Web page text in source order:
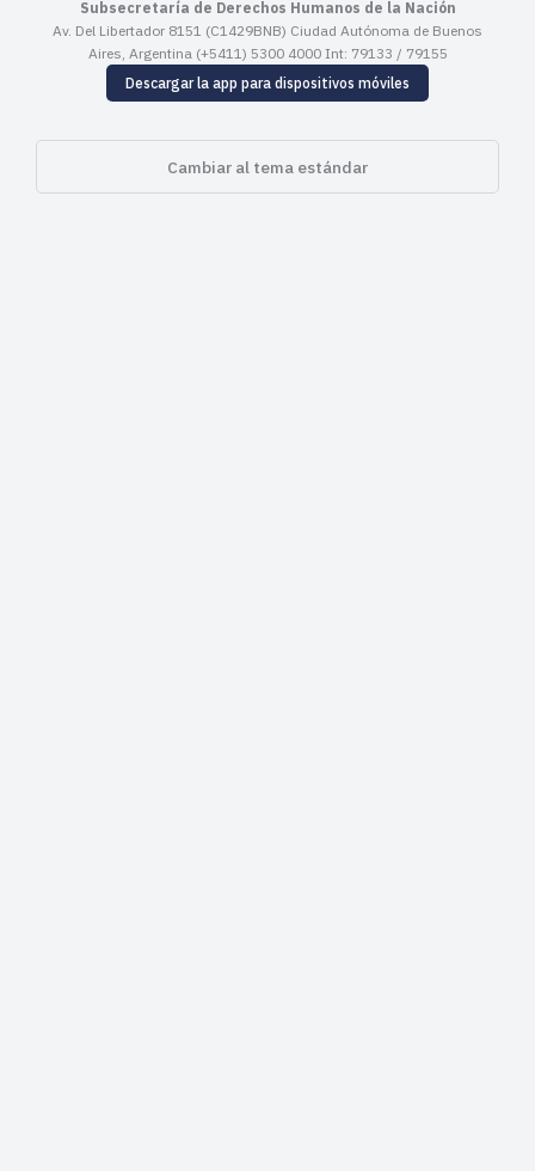
Subsecretaría de Derechos Humanos de la Nación
Av. Del Libertador 8151 (C1429BNB) Ciudad Autónoma de Buenos
Aires, Argentina (+5411) 5300 4000 Int: 79133 / 79155
Descargar la app para dispositivos móviles
Cambiar al tema estándar